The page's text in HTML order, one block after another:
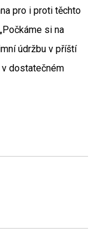
pro i proti těchto
si na
údržbu v příští
dostatečném